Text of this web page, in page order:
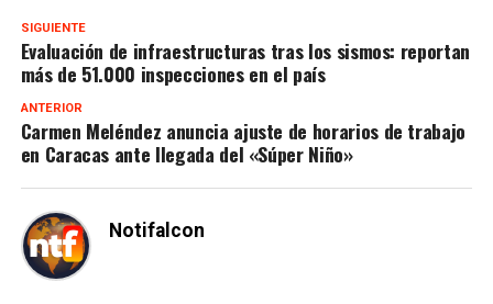
SIGUIENTE
Evaluación de infraestructuras tras los sismos: reportan
más de 51.000 inspecciones en el país
ANTERIOR
Carmen Meléndez anuncia ajuste de horarios de trabajo
en Caracas ante llegada del «Súper Niño»
Notifalcon